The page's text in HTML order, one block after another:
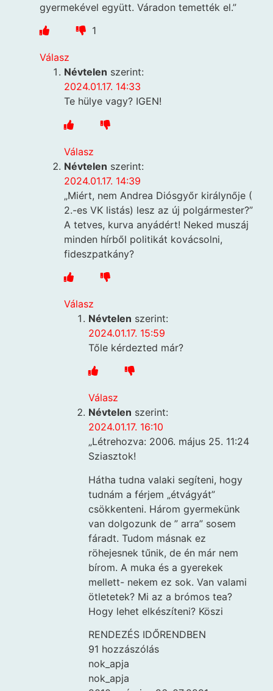
gyermekével együtt. Váradon temették el.”
1
Válasz
Névtelen szerint:
2024.01.17. 14:33
Te hülye vagy? IGEN!
Válasz
Névtelen szerint:
2024.01.17. 14:39
„Miért, nem Andrea Diósgyőr királynője (
2.-es VK listás) lesz az új polgármester?”
A tetves, kurva anyádért! Neked muszáj
minden hírből politikát kovácsolni,
fideszpatkány?
Válasz
Névtelen szerint:
2024.01.17. 15:59
Tőle kérdezted már?
Válasz
Névtelen szerint:
2024.01.17. 16:10
„Létrehozva: 2006. május 25. 11:24
Sziasztok!
Hátha tudna valaki segíteni, hogy
tudnám a férjem „étvágyát”
csökkenteni. Három gyermekünk
van dolgozunk de ” arra” sosem
fáradt. Tudom másnak ez
röhejesnek tűnik, de én már nem
bírom. A muka és a gyerekek
mellett- nekem ez sok. Van valami
ötletetek? Mi az a brómos tea?
Hogy lehet elkészíteni? Köszi
RENDEZÉS IDŐRENDBEN
91 hozzászólás
nok_apja
nok_apja